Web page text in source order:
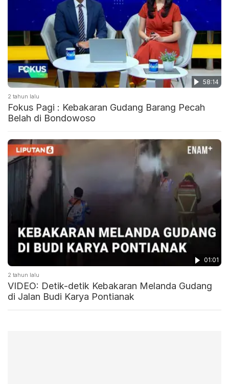
58:14
2 tahun lalu
Fokus Pagi : Kebakaran Gudang Barang Pecah
Belah di Bondowoso
01:01
2 tahun lalu
VIDEO: Detik-detik Kebakaran Melanda Gudang
di Jalan Budi Karya Pontianak